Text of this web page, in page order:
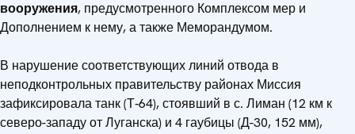
вооружения, предусмотренного Комплексом мер и
Дополнением к нему, а также Меморандумом.
В нарушение соответствующих линий отвода в
неподконтрольных правительству районах Миссия
зафиксировала танк (Т‑64), стоявший в с. Лиман (12 км к
северо-западу от Луганска) и 4 гаубицы (Д-30, 152 мм),